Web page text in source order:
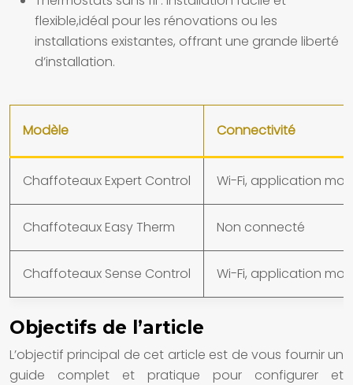
flexible,idéal pour les rénovations ou les
installations existantes, offrant une grande liberté
d’installation.
Modèle Connectivité
Chaffoteaux Expert Control Wi-Fi, application
Chaffoteaux Easy Therm Non connecté
Chaffoteaux Sense Control Wi-Fi, application
Objectifs de l’article
L’objectif principal de cet article est de vous fournir un
guide complet et pratique pour configurer et